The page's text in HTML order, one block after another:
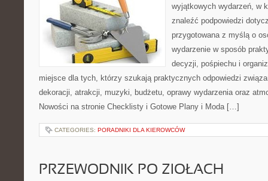
wyjątkowych wydarzeń, w
znaleźć podpowiedzi
przygotowana z myślą o
wydarzenie w sposób
decyzji, pośpiechu i
miejsce dla tych, którzy szukają praktycznych odpowiedzi
dekoracji, atrakcji, muzyki, budżetu, oprawy wydarzenia oraz
Nowości na stronie Checklisty i Gotowe Plany i Moda […]
CATEGORIES: PORADNIKI DLA KIEROWCÓW
PRZEWODNIK PO ZIOŁACH